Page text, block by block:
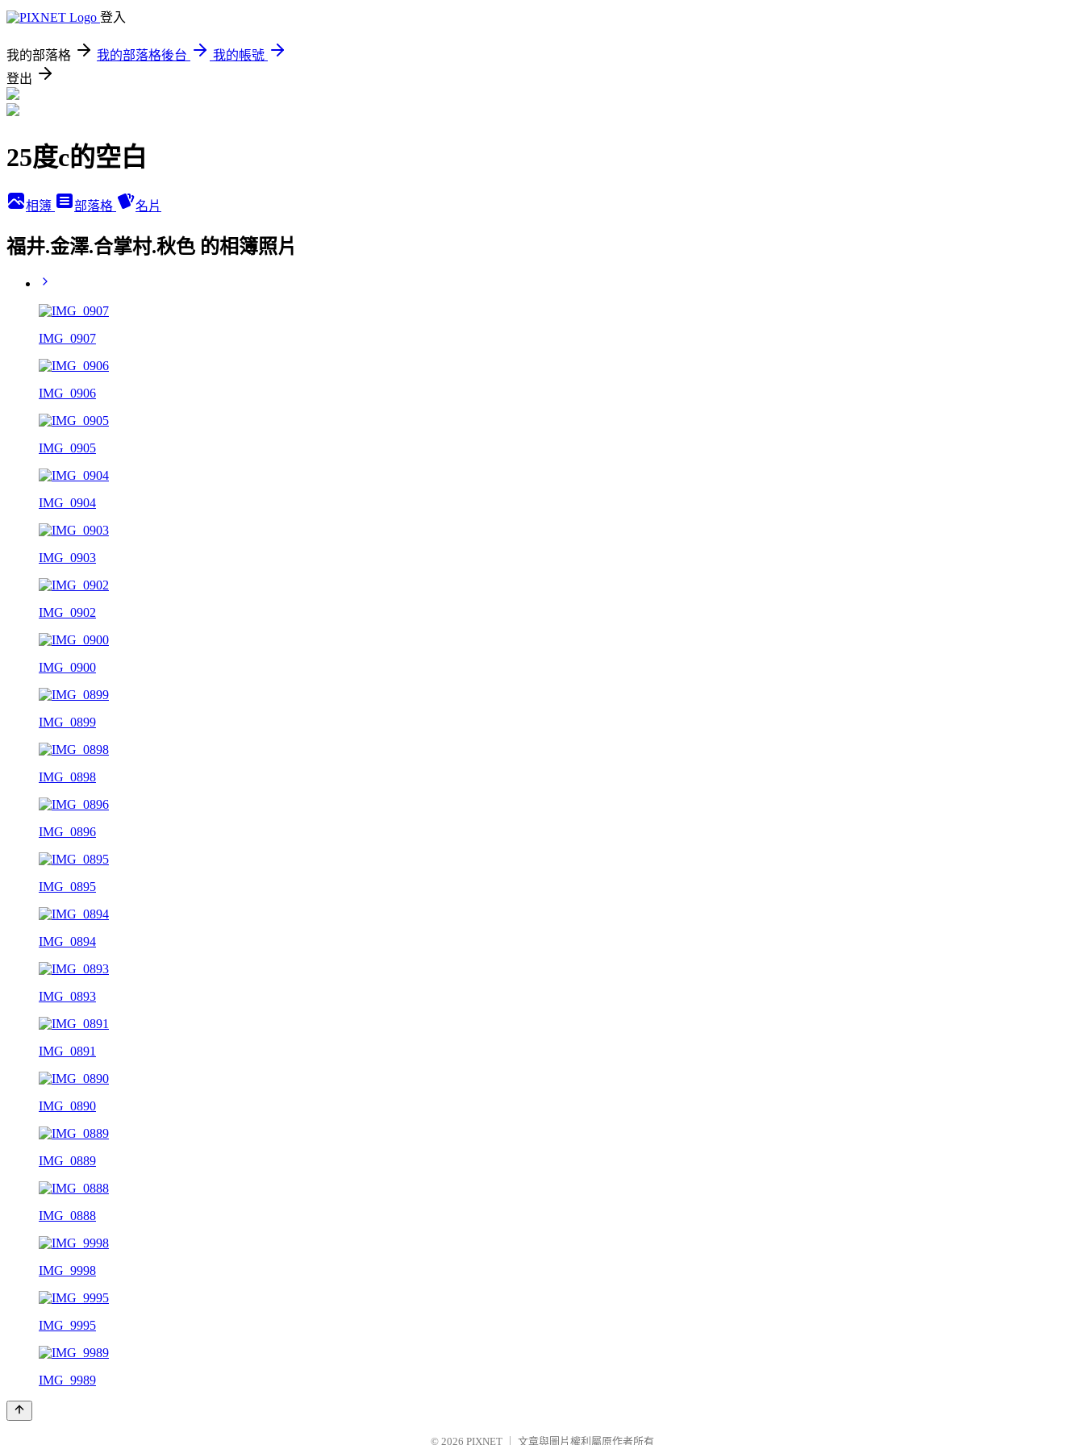
登入
我的部落格 我的部落格後台
我的帳號
登出
25度c的空白
相簿 部落格 名片
福井.金澤.合掌村.秋色 的相簿照片
IMG_0907
IMG_0906
IMG_0905
IMG_0904
IMG_0903
IMG_0902
IMG_0900
IMG_0899
IMG_0898
IMG_0896
IMG_0895
IMG_0894
IMG_0893
IMG_0891
IMG_0890
IMG_0889
IMG_0888
IMG_9998
IMG_9995
IMG_9989
© 2026 PIXNET 文章與圖片權利屬原作者所有